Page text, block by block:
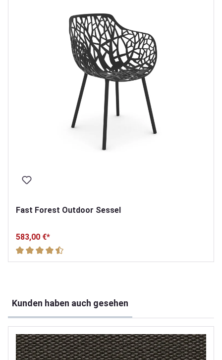
Fast Forest Outdoor Sessel
583,00 €*
Durchschnittliche Bewertung von 4.9 von 5 Sternen
Kunden haben auch gesehen